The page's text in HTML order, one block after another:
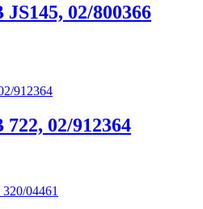
02/800366
02/912364